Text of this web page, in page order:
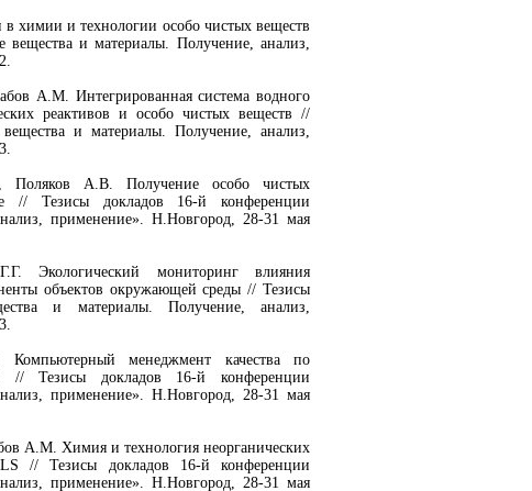
химии и технологии особо чистых веществ
и материалы. Получение, анализ,
А.М. Интегрированная система водного
реактивов и особо чистых веществ //
и материалы. Получение, анализ,
А.В. Получение особо чистых
// Тезисы докладов 16-й конференции
применение». Н.Новгород, 28-31 мая
мониторинг влияния
объектов окружающей среды // Тезисы
и материалы. Получение, анализ,
менеджмент качества по
// Тезисы докладов 16-й конференции
применение». Н.Новгород, 28-31 мая
А.М. Химия и технология неорганических
// Тезисы докладов 16-й конференции
применение». Н.Новгород, 28-31 мая